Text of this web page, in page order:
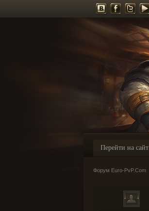
Перейти на сайт
Форум Euro-PvP.Com